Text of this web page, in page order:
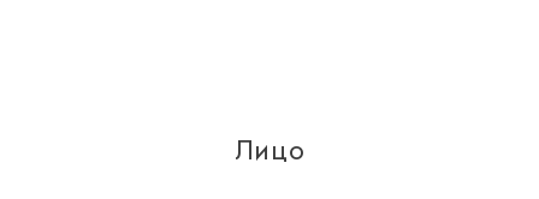
Лицо